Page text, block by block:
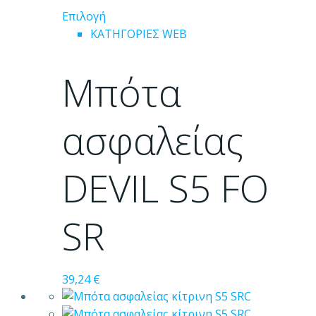
Επιλογή
το
πολλαπλές
παραλλαγές.
επιλογές
μπορούν
να
επιλεγούν
ΚΑΤΗΓΟΡΙΕΣ WEB
Μπότα
ασφαλείας
DEVIL S5 FO
SR
39,24€